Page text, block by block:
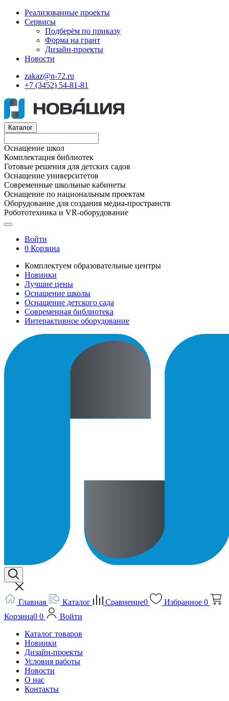
Реализованные проекты
Сервисы
Подберём по приказу
Форма на грант
Дизайн-проекты
Новости
zakaz@n-72.ru
+7 (3452) 54-81-81
Каталог
Оснащение школ
Комплектация библиотек
Готовые решения для детских садов
Оснащение университетов
Современные школьные кабинеты
Оснащение по национальным проектам
Оборудование для создания медиа-пространств
Робототехника и VR-оборудование
Войти
0 Корзина
Комплектуем образовательные центры
Новинки
Лучшие цены
Оснащение школы
Оснащение детского сада
Современная библиотека
Интерактивное оборудование
Главная Каталог Сравнение0 Избранное 0
Корзина0 0
Войти
Каталог товаров
Новинки
Дизайн-проекты
Условия работы
Новости
О нас
Контакты